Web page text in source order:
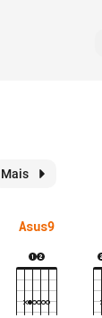
Mais
Asus9